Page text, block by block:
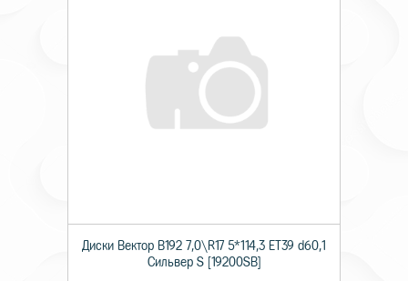
Диски Вектор В192 7,0\R17 5*114,3 ET39 d60,1
Сильвер S [19200SB]